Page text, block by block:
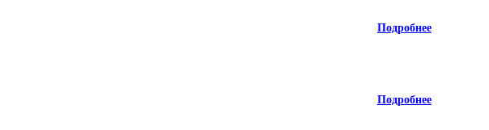
Подробнее
Подробнее